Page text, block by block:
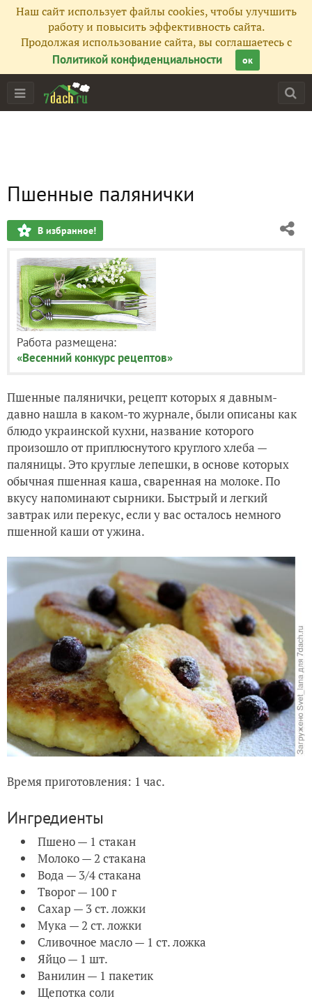
Наш сайт использует файлы cookies, чтобы улучшить
работу и повысить эффективность сайта.
Продолжая использование сайта, вы соглашаетесь с
Политикой конфиденциальности
ок
Пшенные палянички
В избранное!
Работа размещена:
«Весенний конкурс рецептов»
Пшенные палянички, рецепт которых я давным-
давно нашла в каком-то журнале, были описаны как
блюдо украинской кухни, название которого
произошло от приплюснутого круглого хлеба —
паляницы. Это круглые лепешки, в основе которых
обычная пшенная каша, сваренная на молоке. По
вкусу напоминают сырники. Быстрый и легкий
завтрак или перекус, если у вас осталось немного
пшенной каши от ужина.
Время приготовления: 1 час.
Ингредиенты
Пшено — 1 стакан
Молоко — 2 стакана
Вода — 3/4 стакана
Творог — 100 г
Сахар — 3 ст. ложки
Мука — 2 ст. ложки
Сливочное масло — 1 ст. ложка
Яйцо — 1 шт.
Ванилин — 1 пакетик
Щепотка соли